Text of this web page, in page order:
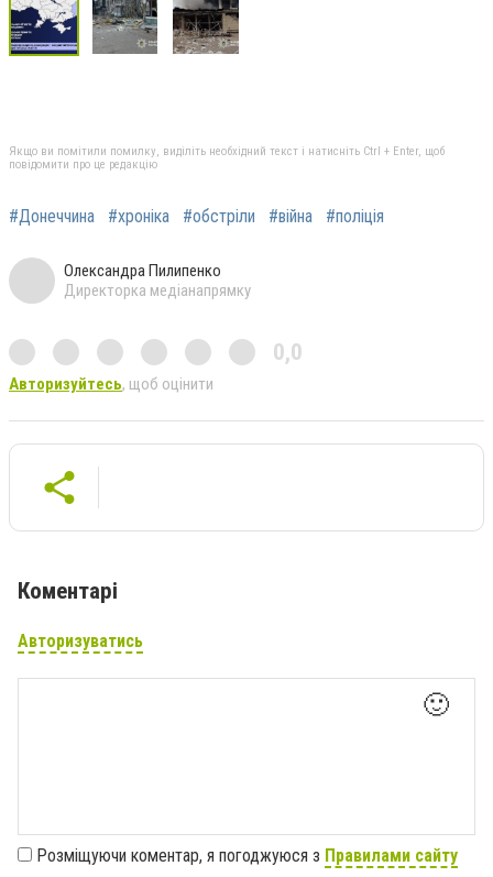
Якщо ви помітили помилку, виділіть необхідний текст і натисніть Ctrl + Enter, щоб
повідомити про це редакцію
#Донеччина #хроніка #обстріли #війна #поліція
Олександра Пилипенко
Директорка медіанапрямку
0,0
Авторизуйтесь, щоб оцінити
Коментарі
Авторизуватись
🙂
Розміщуючи коментар, я погоджуюся з Правилами сайту